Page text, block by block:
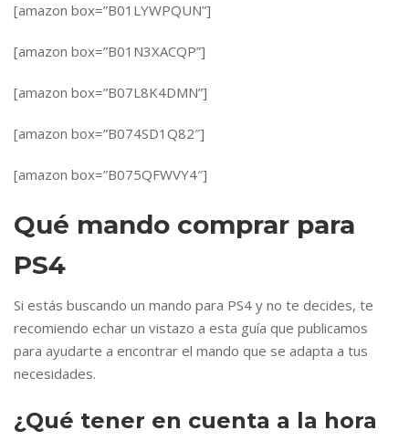
[amazon box=”B01LYWPQUN”]
[amazon box=”B01N3XACQP”]
[amazon box=”B07L8K4DMN”]
[amazon box=”B074SD1Q82″]
[amazon box=”B075QFWVY4″]
Qué mando comprar para
PS4
Si estás buscando un mando para PS4 y no te decides, te
recomiendo echar un vistazo a esta guía que publicamos
para ayudarte a encontrar el mando que se adapta a tus
necesidades.
¿Qué tener en cuenta a la hora